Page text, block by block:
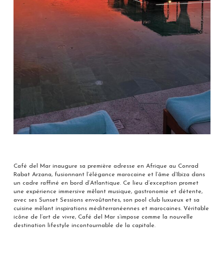
Café del Mar inaugure sa première adresse en Afrique au Conrad
Rabat Arzana, fusionnant l’élégance marocaine et l’âme d’Ibiza dans
un cadre raffiné en bord d’Atlantique. Ce lieu d’exception promet
une expérience immersive mêlant musique, gastronomie et détente,
avec ses Sunset Sessions envoûtantes, son pool club luxueux et sa
cuisine mêlant inspirations méditerranéennes et marocaines. Véritable
icône de l’art de vivre, Café del Mar s’impose comme la nouvelle
destination lifestyle incontournable de la capitale.